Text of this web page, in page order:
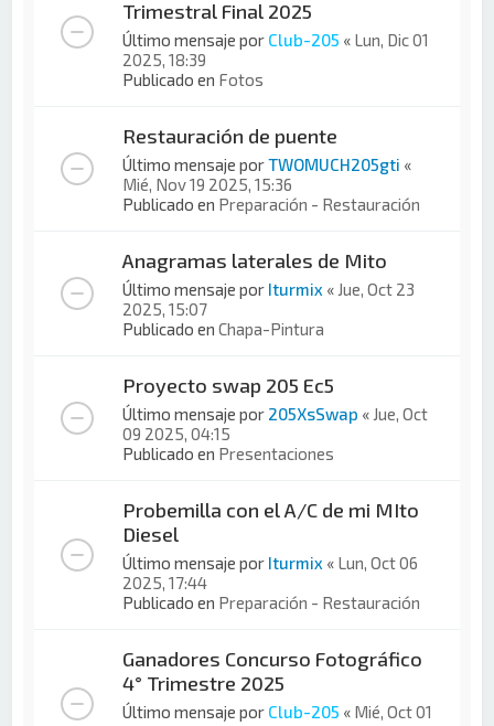
Trimestral Final 2025
Último mensaje por Club-205 « Lun, Dic 01
2025, 18:39
Publicado en Fotos
Restauración de puente
Último mensaje porTWOMUCH205gti «
Mié, Nov 19 2025, 15:36
Publicado en Preparación - Restauración
Anagramas laterales de Mito
Último mensaje por Iturmix « Jue, Oct 23
2025, 15:07
Publicado enChapa-Pintura
Proyecto swap 205 Ec5
Último mensaje por 205XsSwap « Jue, Oct
09 2025, 04:15
Publicado en Presentaciones
Probemilla con el A/C de mi MIto
Diesel
Último mensaje por Iturmix « Lun, Oct 06
2025, 17:44
Publicado en Preparación - Restauración
Ganadores Concurso Fotográfico
4° Trimestre 2025
Último mensaje por Club-205 « Mié, Oct 01